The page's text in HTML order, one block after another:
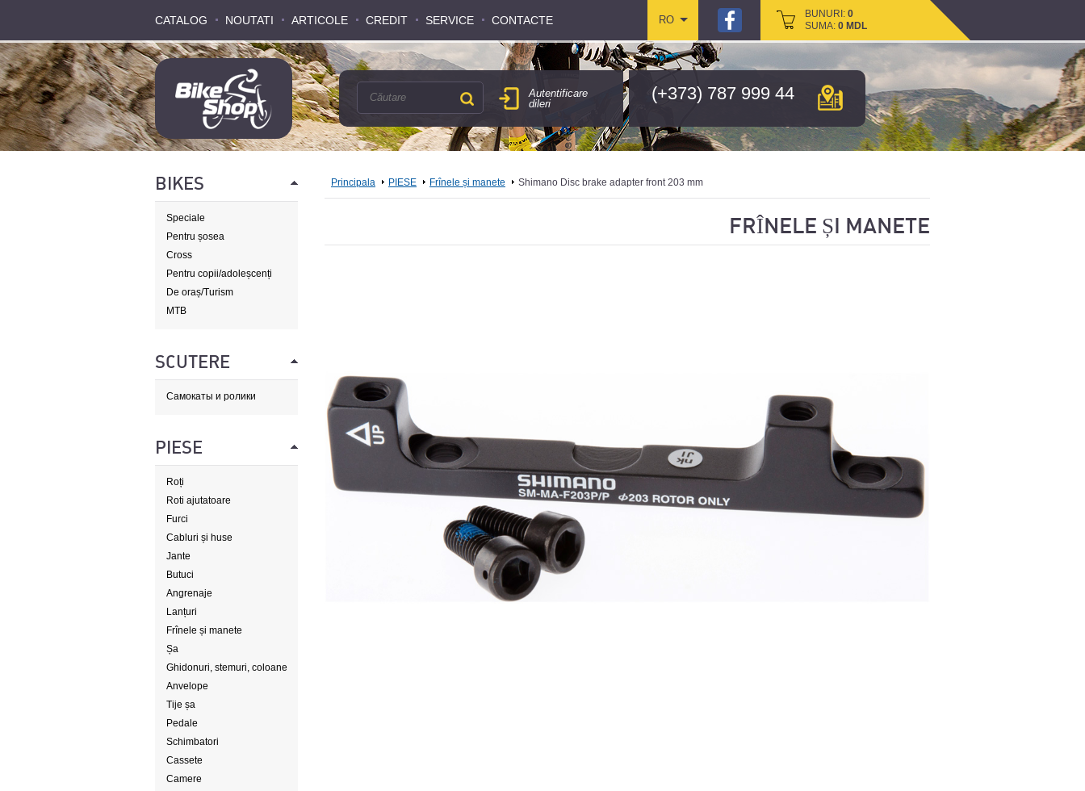
CATALOG NOUTATI ARTICOLE CREDIT SERVICE CONTACTE RO BUNURI: 0
SUMA: 0 MDL
CATALOG NOUTATI ARTICOLE CREDIT SERVICE CONTACTE RO BUNURI: 0
SUMA: 0 MDL
(+373) 787 999 44
Autentificare
dileri
BIKES
Speciale
Pentru șosea
Cross
Pentru copii/adoleșcenți
De oraș/Turism
MTB
SCUTERE
Самокаты и ролики
PIESE
Roți
Roti ajutatoare
Furci
Cabluri și huse
Jante
Butuci
Angrenaje
Lanțuri
Frînele și manete
Șa
Ghidonuri, stemuri, coloane
de direcție
Anvelope
Tije șa
Pedale
Schimbatori
Cassete
Camere
Principala PIESE Frînele și manete Shimano Disc brake adapter front 203 mm
FRÎNELE ȘI MANETE